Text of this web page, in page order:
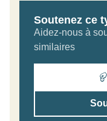
Soutenez ce
Aidez-nous à
similaires